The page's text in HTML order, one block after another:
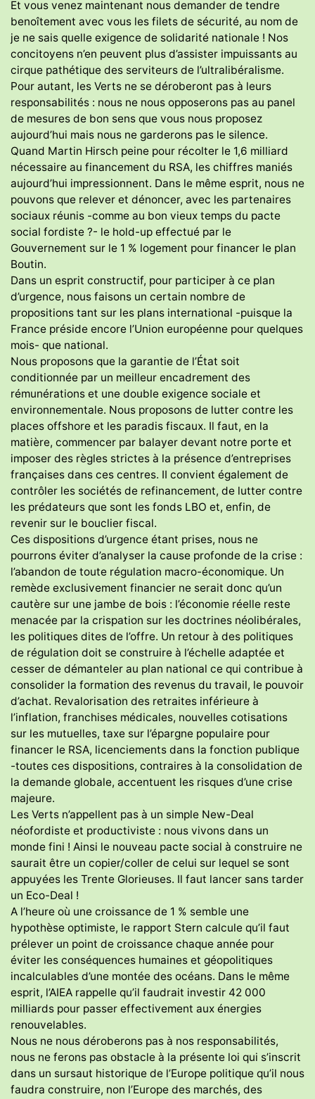
Et vous venez maintenant nous demander de tendre
benoîtement avec vous les filets de sécurité, au nom de
je ne sais quelle exigence de solidarité nationale ! Nos
concitoyens n’en peuvent plus d’assister impuissants au
cirque pathétique des serviteurs de l’ultralibéralisme.
Pour autant, les Verts ne se déroberont pas à leurs
responsabilités : nous ne nous opposerons pas au panel
de mesures de bon sens que vous nous proposez
aujourd’hui mais nous ne garderons pas le silence.
Quand Martin Hirsch peine pour récolter le 1,6 milliard
nécessaire au financement du RSA, les chiffres maniés
aujourd’hui impressionnent. Dans le même esprit, nous ne
pouvons que relever et dénoncer, avec les partenaires
sociaux réunis -comme au bon vieux temps du pacte
social fordiste ?- le hold-up effectué par le
Gouvernement sur le 1 % logement pour financer le plan
Boutin.
Dans un esprit constructif, pour participer à ce plan
d’urgence, nous faisons un certain nombre de
propositions tant sur les plans international -puisque la
France préside encore l’Union européenne pour quelques
mois- que national.
Nous proposons que la garantie de l’État soit
conditionnée par un meilleur encadrement des
rémunérations et une double exigence sociale et
environnementale. Nous proposons de lutter contre les
places offshore et les paradis fiscaux. Il faut, en la
matière, commencer par balayer devant notre porte et
imposer des règles strictes à la présence d’entreprises
françaises dans ces centres. II convient également de
contrôler les sociétés de refinancement, de lutter contre
les prédateurs que sont les fonds LBO et, enfin, de
revenir sur le bouclier fiscal.
Ces dispositions d’urgence étant prises, nous ne
pourrons éviter d’analyser la cause profonde de la crise :
l’abandon de toute régulation macro-économique. Un
remède exclusivement financier ne serait donc qu’un
cautère sur une jambe de bois : l’économie réelle reste
menacée par la crispation sur les doctrines néolibérales,
les politiques dites de l’offre. Un retour à des politiques
de régulation doit se construire à l’échelle adaptée et
cesser de démanteler au plan national ce qui contribue à
consolider la formation des revenus du travail, le pouvoir
d’achat. Revalorisation des retraites inférieure à
l’inflation, franchises médicales, nouvelles cotisations
sur les mutuelles, taxe sur l’épargne populaire pour
financer le RSA, licenciements dans la fonction publique
-toutes ces dispositions, contraires à la consolidation de
la demande globale, accentuent les risques d’une crise
majeure.
Les Verts n’appellent pas à un simple New-Deal
néofordiste et productiviste : nous vivons dans un
monde fini ! Ainsi le nouveau pacte social à construire ne
saurait être un copier/coller de celui sur lequel se sont
appuyées les Trente Glorieuses. Il faut lancer sans tarder
un Eco-Deal !
A l’heure où une croissance de 1 % semble une
hypothèse optimiste, le rapport Stern calcule qu’il faut
prélever un point de croissance chaque année pour
éviter les conséquences humaines et géopolitiques
incalculables d’une montée des océans. Dans le même
esprit, l’AIEA rappelle qu’il faudrait investir 42 000
milliards pour passer effectivement aux énergies
renouvelables.
Nous ne nous déroberons pas à nos responsabilités,
nous ne ferons pas obstacle à la présente loi qui s’inscrit
dans un sursaut historique de l’Europe politique qu’il nous
faudra construire, non l’Europe des marchés, des